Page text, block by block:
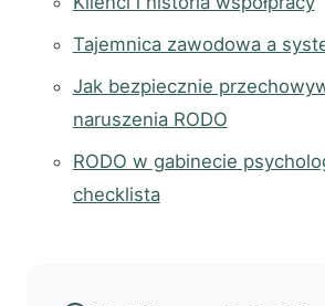
Tajemnica zawodowa a
Jak bezpiecznie
naruszenia RODO
RODO w gabinecie
checklista